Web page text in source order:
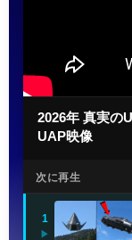
2026年 真実の
UAP映像
次に再生
1
▶